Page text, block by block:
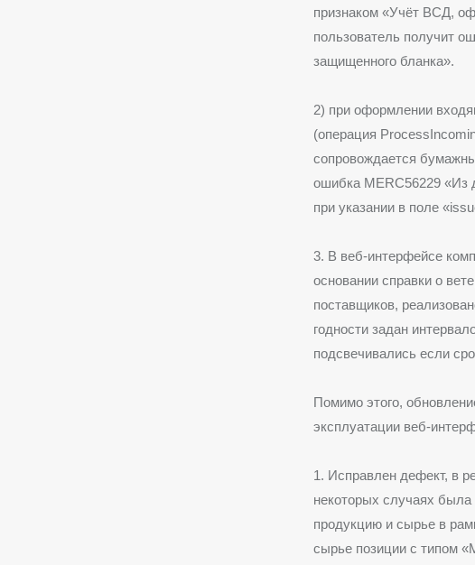
признаком «Учёт ВСД,
пользователь получит
защищенного бланка».
2) при оформлении
(операция
сопровождается
ошибка MERC56229 «Из
при указании в поле
3. В веб-интерфейсе
основании справки о
поставщиков,
годности задан
подсвечивались если
Помимо этого,
эксплуатации веб-
1. Исправлен дефект, в
некоторых случаях
продукцию и сырье в
сырье позиции с типом